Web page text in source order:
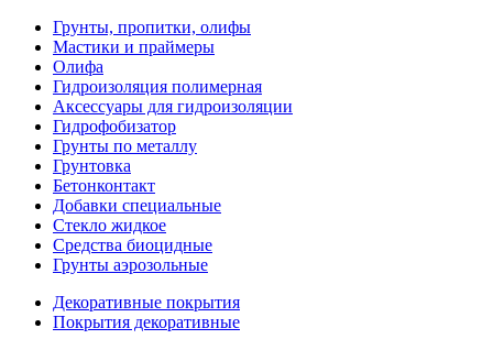
Грунты, пропитки, олифы
Мастики и праймеры
Олифа
Гидроизоляция полимерная
Аксессуары для гидроизоляции
Гидрофобизатор
Грунты по металлу
Грунтовка
Бетонконтакт
Добавки специальные
Стекло жидкое
Средства биоцидные
Грунты аэрозольные
Декоративные покрытия
Покрытия декоративные